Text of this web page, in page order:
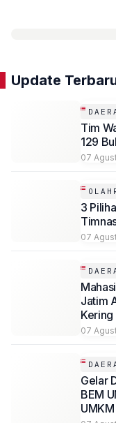
Update
Tim
129
07
3
07
Jatim
Solusi
07
Gelar
BEM